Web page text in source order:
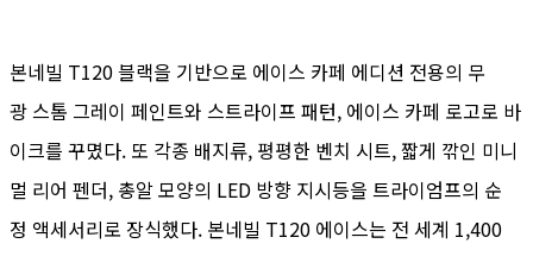
본네빌 T120 블랙을 기반으로 에이스 카페 에디션 전용의 무
광 스톰 그레이 페인트와 스트라이프 패턴, 에이스 카페 로고로 바
이크를 꾸몄다. 또 각종 배지류, 평평한 벤치 시트, 짧게 깎인 미니
멀 리어 펜더, 총알 모양의 LED 방향 지시등을 트라이엄프의 순
정 액세서리로 장식했다. 본네빌 T120 에이스는 전 세계 1,400